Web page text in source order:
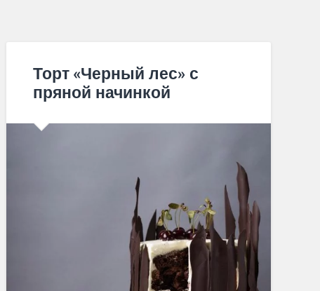
Торт «Черный лес» с
пряной начинкой